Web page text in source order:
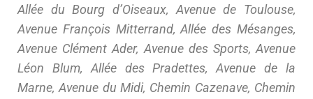
Allée du Bourg d’Oiseaux, Avenue de Toulouse,
Avenue François Mitterrand, Allée des Mésanges,
Avenue Clément Ader, Avenue des Sports, Avenue
Léon Blum, Allée des Pradettes, Avenue de la
Marne, Avenue du Midi, Chemin Cazenave, Chemin